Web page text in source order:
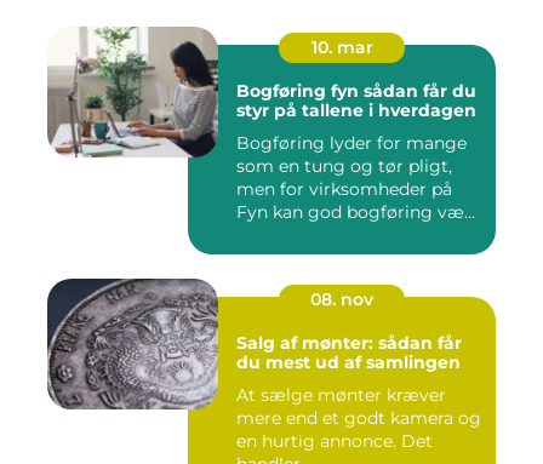
10. mar
Bogføring fyn sådan får du
styr på tallene i hverdagen
Bogføring lyder for mange
som en tung og tør pligt,
men for virksomheder på
Fyn kan god bogføring væ...
08. nov
Salg af mønter: sådan får
du mest ud af samlingen
At sælge mønter kræver
mere end et godt kamera og
en hurtig annonce. Det